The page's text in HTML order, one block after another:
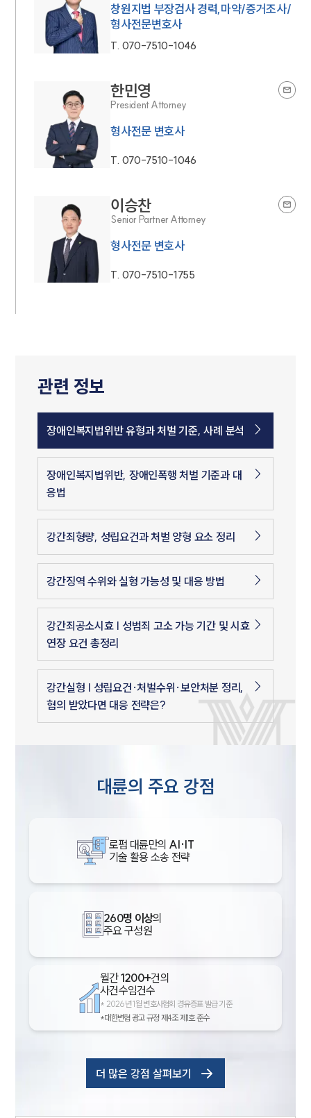
인재채용
만화로 보는 사례
창원지법 부장검사 경력,마약/증거조사/
형사전문변호사
T. 070-7510-1046
한민영
President Attorney
형사전문 변호사
T. 070-7510-1046
이승찬
Senior Partner Attorney
형사전문 변호사
T. 070-7510-1755
관련 정보
장애인복지법위반 유형과 처벌 기준, 사례 분석
장애인복지법위반, 장애인폭행 처벌 기준과 대
응법
강간죄형량, 성립요건과 처벌 양형 요소 정리
강간징역 수위와 실형 가능성 및 대응 방법
강간죄공소시효 | 성범죄 고소 가능 기간 및 시효
연장 요건 총정리
강간실형 | 성립요건·처벌수위·보안처분 정리,
혐의 받았다면 대응 전략은?
대륜의 주요 강점
로펌 대륜만의 AI·IT
기술 활용 소송 전략
260명 이상의
주요 구성원
월간1200+건의
사건수임건수
* 2026년 1월 변호사협회 경유증표 발급 기준
*대한변협 광고 규정 제4조 제1호 준수
더 많은 강점 살펴보기